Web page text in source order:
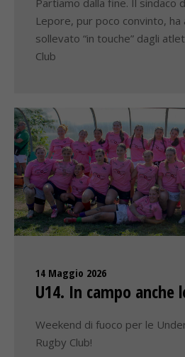
Partiamo dalla fine. Il sindaco
Lepore, pur poco convinto,
sollevato “in touche” dagli
Club
14 Maggio 2026
U14. In campo anche
Weekend di fuoco per le
Rugby Club!